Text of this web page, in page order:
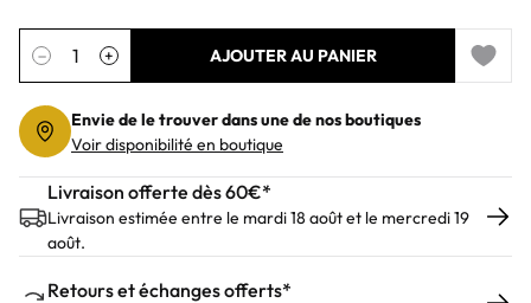
Quantité
− + AJOUTER AU PANIER
Add to
Envie de le trouver dans une de nos boutiques
Voir disponibilité en boutique
Livraison offerte dès 60€*
Livraison estimée entre le mardi 18 août et le mercredi 19
août.
Retours et échanges offerts*